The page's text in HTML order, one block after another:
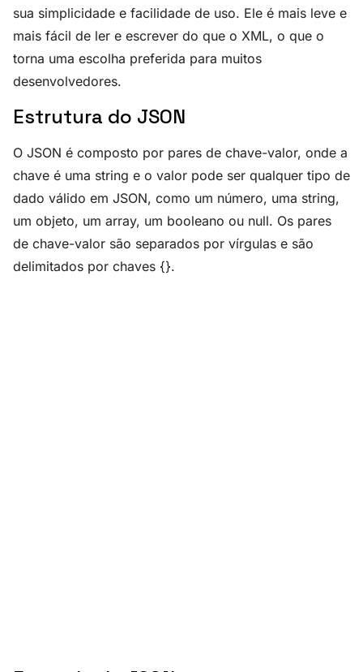
sua simplicidade e facilidade de uso. Ele é mais leve e
mais fácil de ler e escrever do que o XML, o que o
torna uma escolha preferida para muitos
desenvolvedores.
Estrutura do JSON
O JSON é composto por pares de chave-valor, onde a
chave é uma string e o valor pode ser qualquer tipo de
dado válido em JSON, como um número, uma string,
um objeto, um array, um booleano ou null. Os pares
de chave-valor são separados por vírgulas e são
delimitados por chaves {}.